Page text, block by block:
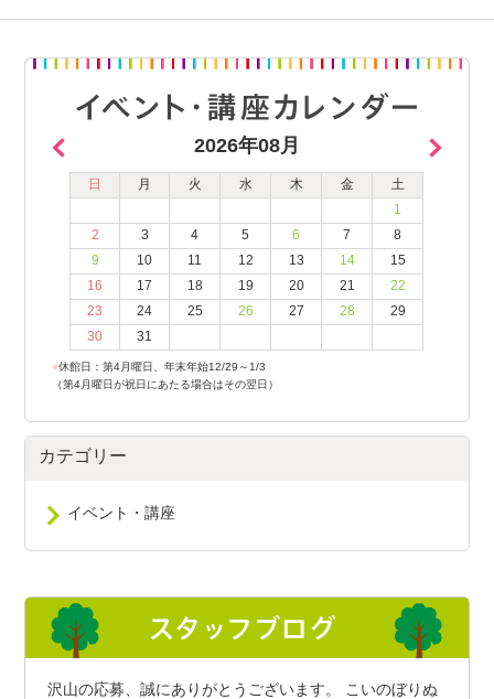
2026年08月
日 月 火 水 木 金
土
1
2
3 4 5 6 7
8
9
10 11 12 13 14
15
16
17 18 19 20 21
22
23
24 25 26 27 28
29
30
31
●休館日：第4月曜日、年末年始12/29～1/3
（第4月曜日が祝日にあたる場合はその翌日）
カテゴリー
イベント・講座
沢山の応募、誠にありがとうございます。 こいのぼりぬ